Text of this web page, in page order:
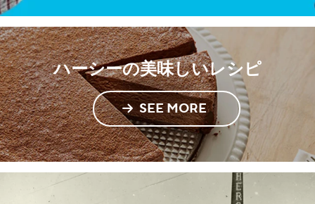
ハーシーの美味しいレシピ
SEE MORE